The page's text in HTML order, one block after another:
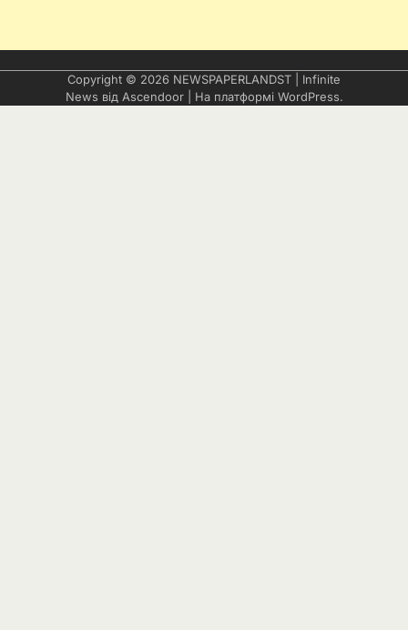
Copyright © 2026 NEWSPAPERLANDST | Infinite
News від Ascendoor| На платформі WordPress.